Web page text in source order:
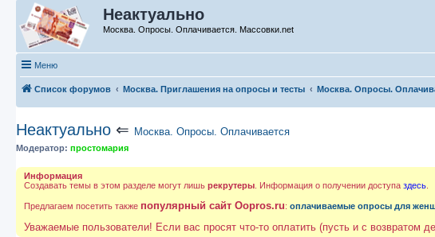
Неактуально
Москва. Опросы. Оплачивается. Массовки.net
Меню
Список форумов Москва. Приглашения на опросы и тесты Москва. Опросы.
Неактуально ⇐ Москва. Опросы. Оплачивается
Модератор: простомария
Информация
Создавать темы в этом разделе могут лишь рекрутеры . Информация о получении доступа здесь
Предлагаем посетить также популярный сайт Oopros.ru: оплачиваемые опросы для
Уважаемые пользователи! Если вас просят что-то оплатить (пусть и с возвратом